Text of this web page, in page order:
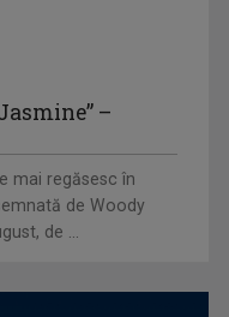
la TVR Cultural:
–
mai regăsesc în
de Woody
de ...